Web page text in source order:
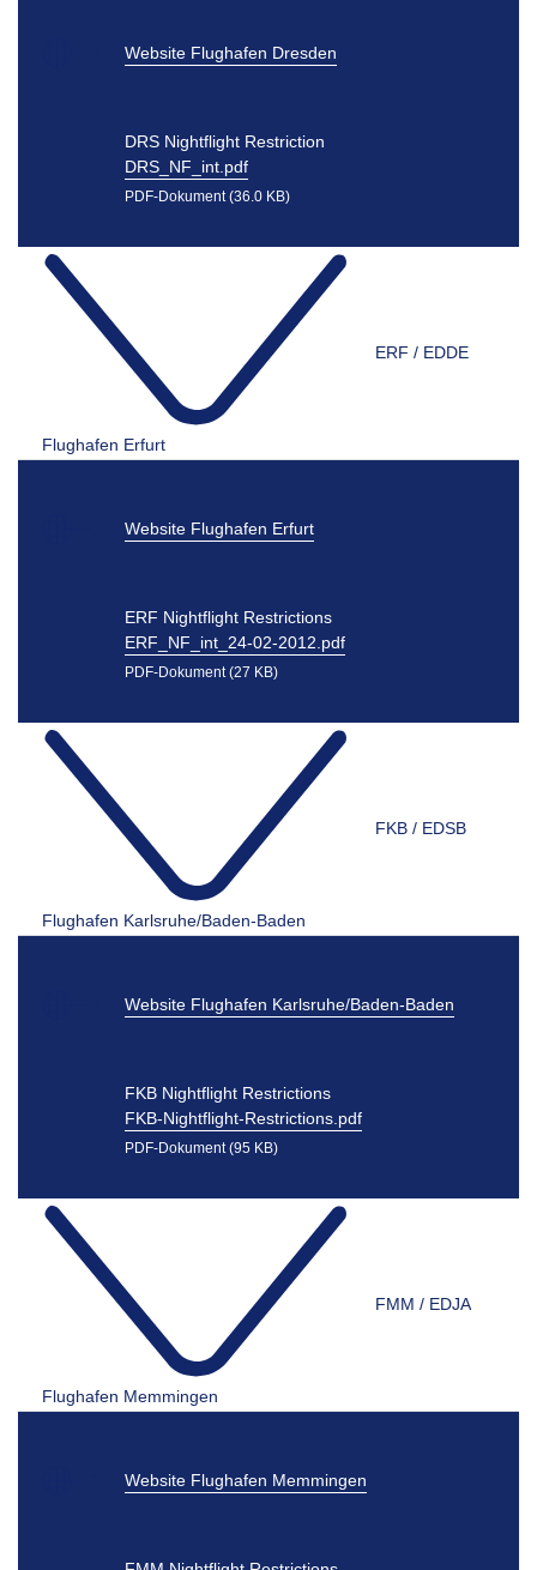
Website Flughafen Dresden
DRS Nightflight Restriction
DRS_NF_int.pdf
PDF-Dokument (36.0 KB)
Flughafen Erfurt
ERF / EDDE
Website Flughafen Erfurt
ERF Nightflight Restrictions
ERF_NF_int_24-02-2012.pdf
PDF-Dokument (27 KB)
Flughafen Karlsruhe/Baden-Baden
FKB / EDSB
Website Flughafen Karlsruhe/Baden-Baden
FKB Nightflight Restrictions
FKB-Nightflight-Restrictions.pdf
PDF-Dokument (95 KB)
Flughafen Memmingen
FMM / EDJA
Website Flughafen Memmingen